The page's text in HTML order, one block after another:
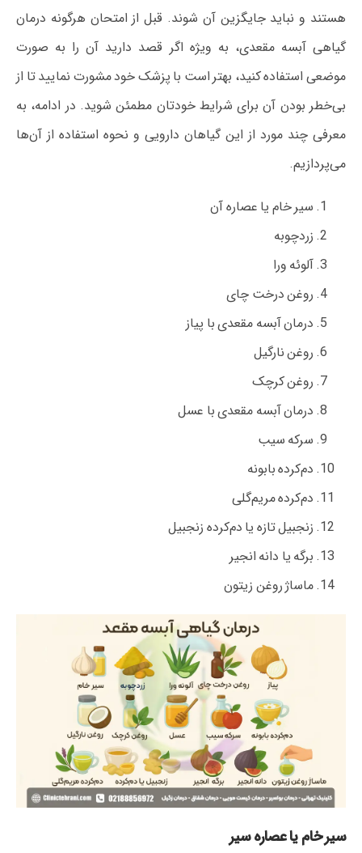
هستند و نباید جایگزین آن شوند. قبل از امتحان هرگونه درمان
گیاهی آبسه مقعدی، به ویژه اگر قصد دارید آن را به صورت
موضعی استفاده کنید، بهتر است با پزشک خود مشورت نمایید تا از
بی‌خطر بودن آن برای شرایط خودتان مطمئن شوید. در ادامه، به
معرفی چند مورد از این گیاهان دارویی و نحوه استفاده از آن‌ها
می‌پردازیم.
سیر خام یا عصاره آن
زردچوبه
آلوئه ورا
روغن درخت چای
درمان آبسه مقعدی با پیاز
روغن نارگیل
روغن کرچک
درمان آبسه مقعدی با عسل
سرکه سیب
دم‌کرده بابونه
دم‌کرده مریم‌گلی
زنجبیل تازه یا دم‌کرده زنجبیل
برگه یا دانه انجیر
ماساژ روغن زیتون
سیر خام یا عصاره سیر